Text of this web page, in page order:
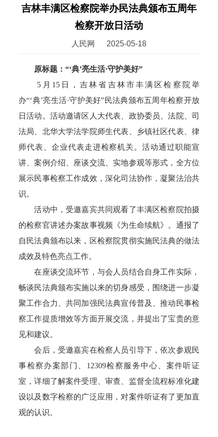
吉林丰满区检察院举办民法典颁布五周年
检察开放日活动
人民网 2025-05-18
原标题：“‘典’亮生活·守护美好”
5月15日，吉林省吉林市丰满区检察院举
办“‘典’亮生活·守护美好”民法典颁布五周年检察开放
日活动。活动邀请区人大代表、政协委员、法院、司
法局、北华大学法学院师生代表、乡镇社区代表、律
师代表、企业代表走进检察机关。活动通过职能宣
讲、案例介绍、座谈交流、实地参观等形式，全方位
展示民事检察工作成效，深化司法协作，凝聚法治共
识。
活动中，受邀嘉宾共同观看了丰满区检察院拍摄
的检察官讲述办案故事视频《为生命续航》。通报了
自民法典颁布以来，区检察院贯彻实施民法典的做法
成效及特色亮点工作。
在座谈交流环节，与会人员结合自身工作实际，
畅谈民法典颁布实施以来的切身感受，围绕进一步凝
聚工作合力、共同加强民法典宣传普及、推动民事检
察工作提质增效等方面开展交流，并提出了宝贵的意
见和建议。
会后，受邀嘉宾在检察人员引导下，依次参观民
事检察办案部门、12309检察服务中心、案件听证
室，详细了解案件受理、审查、监督全流程标准化建
设以及数字检察的广泛应用，对案件听证有了更加直
观的认识。